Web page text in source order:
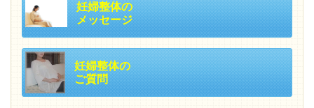
妊婦整体の
メッセージ
妊婦整体の
ご質問